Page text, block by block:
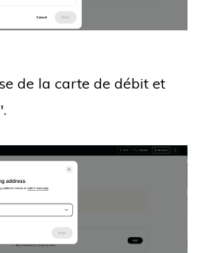
de la carte de débit et